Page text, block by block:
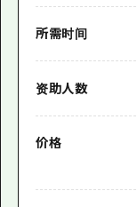
所需时间
资助人数
价格